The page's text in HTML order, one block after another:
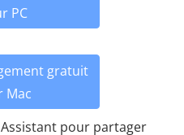
PC
gratuit
Mac
pour partager